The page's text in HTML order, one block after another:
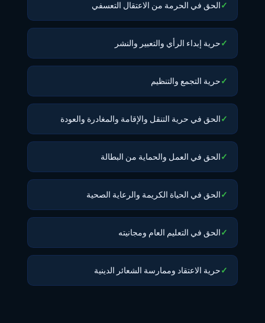
✓الحق في الحرمة من الاعتقال التعسفي
✓حرية إبداء الرأي والتعبير والنشر
✓حرية التجمع والتنظيم
✓الحق في حرية التنقل والإقامة والمغادرة والعودة
✓الحق في العمل والحماية من البطالة
✓الحق في الحياة الكريمة والرعاية الصحية
✓الحق في التعليم العام ومجانيته
✓حرية الاعتقاد وممارسة الشعائر الدينية